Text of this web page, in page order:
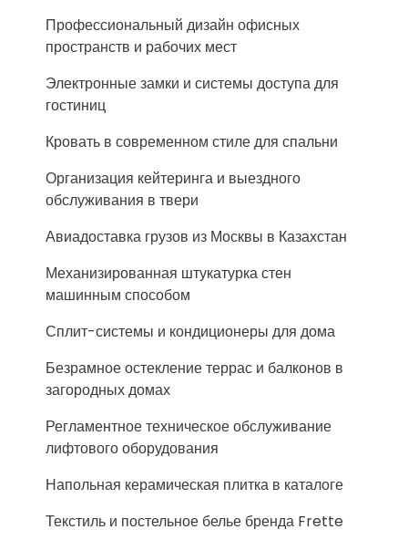
Профессиональный дизайн офисных
пространств и рабочих мест
Электронные замки и системы доступа для
гостиниц
Кровать в современном стиле для спальни
Организация кейтеринга и выездного
обслуживания в твери
Авиадоставка грузов из Москвы в Казахстан
Механизированная штукатурка стен
машинным способом
Сплит-системы и кондиционеры для дома
Безрамное остекление террас и балконов в
загородных домах
Регламентное техническое обслуживание
лифтового оборудования
Напольная керамическая плитка в каталоге
Текстиль и постельное белье бренда Frette